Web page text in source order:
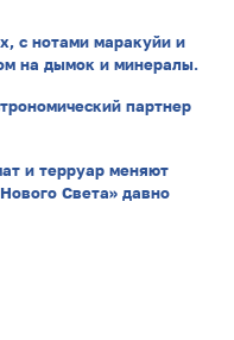
с нотами маракуйи и
на дымок и минералы.
партнер
и терруар меняют
Света» давно